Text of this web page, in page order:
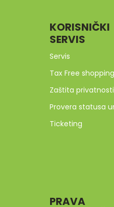
KORISNIČKI
SERVIS
Servis
Tax Free shopping
Zaštita privatnosti
Provera statusa
Ticketing
PRAVA